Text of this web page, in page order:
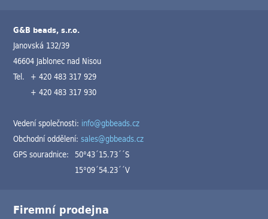
G&B beads, s.r.o.
Janovská 132/39
46604 Jablonec nad Nisou
Tel. + 420 483 317 929
+ 420 483 317 930
Vedení společnosti: info@gbbeads.cz
Obchodní oddělení:sales@gbbeads.cz
GPS souradnice: 50°43´15.73´´S
15°09´54.23´´V
Firemní prodejna